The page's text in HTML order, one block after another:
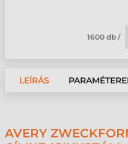
1600 db /
LEÍRÁS
AVERY